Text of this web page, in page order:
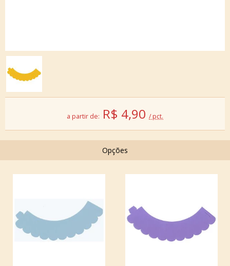
a partir de: R$ 4,90 / pct.
Opções